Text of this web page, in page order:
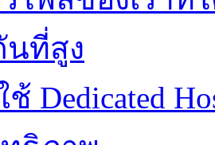
ที่สูง
ช้ Dedicated